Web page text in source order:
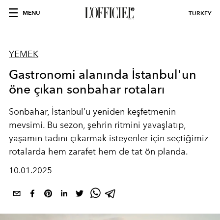
MENU TURKEY
YEMEK
Gastronomi alanında İstanbul'un
öne çıkan sonbahar rotaları
Sonbahar, İstanbul’u yeniden keşfetmenin
mevsimi. Bu sezon, şehrin ritmini yavaşlatıp,
yaşamın tadını çıkarmak isteyenler için seçtiğimiz
rotalarda hem zarafet hem de tat ön planda.
10.01.2025